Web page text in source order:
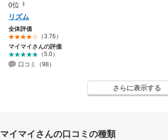
0位
リズム
全体評価
（3.76）
マイマイさんの評価
（5.0）
口コミ（98）
さらに表示する
マイマイさんの口コミの種類